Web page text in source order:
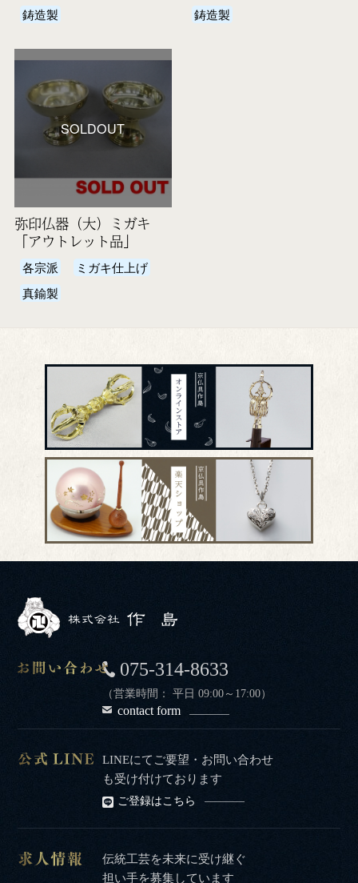
鋳造製
鋳造製
SOLDOUT
弥印仏器（大）ミガキ
「アウトレット品」
各宗派
ミガキ仕上げ
真鍮製
075-314-8633
（営業時間： 平日 09:00～17:00）
contact form
LINEにてご要望・お問い合わせ
も受け付けております
ご登録はこちら
伝統工芸を未来に受け継ぐ
担い手を募集しています